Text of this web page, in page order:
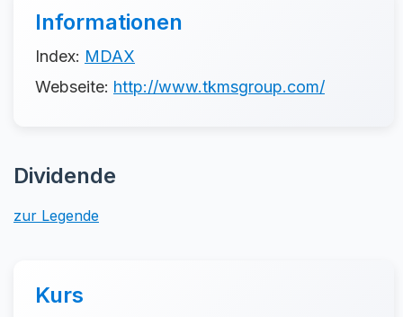
Informationen
Index: MDAX
Webseite: http://www.tkmsgroup.com/
Dividende
zur Legende
Kurs